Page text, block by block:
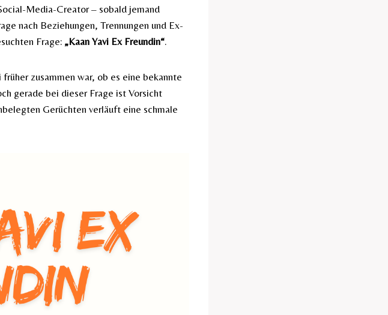
Media-Creator – sobald jemand
nach Beziehungen, Trennungen und Ex-
Frage: „Kaan Yavi Ex Freundin“.
zusammen war, ob es eine bekannte
gerade bei dieser Frage ist Vorsicht
Gerüchten verläuft eine schmale